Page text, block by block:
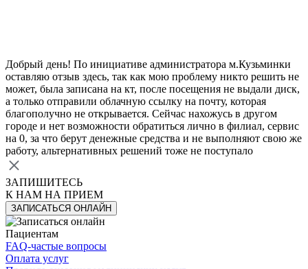
Добрый день! По инициативе администратора м.Кузьминки
оставляю отзыв здесь, так как мою проблему никто решить не
может, была записана на кт, после посещения не выдали диск,
а только отправили облачную ссылку на почту, которая
благополучно не открывается. Сейчас нахожусь в другом
городе и нет возможности обратиться лично в филиал, сервис
на 0, за что берут денежные средства и не выполняют свою же
работу, альтернативных решений тоже не поступало
ЗАПИШИТЕСЬ
К НАМ НА ПРИЕМ
ЗАПИСАТЬСЯ ОНЛАЙН
Пациентам
FAQ-частые вопросы
Оплата услуг